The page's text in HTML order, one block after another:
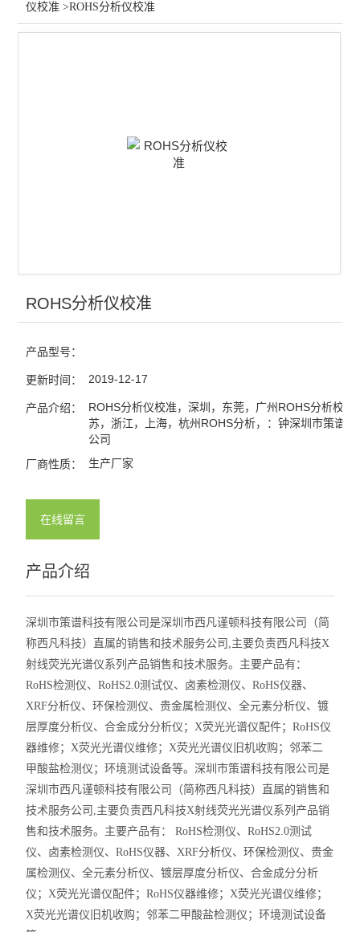
仪校准 >ROHS分析仪校准
ROHS分析仪校准
产品型号：
更新时间： 2019-12-17
产品介绍：
ROHS分析仪校准，深圳，东莞，广州ROHS分析校准
苏，浙江，上海，杭州ROHS分析，：钟深圳市策谱科
公司
厂商性质： 生产厂家
在线留言
产品介绍
深圳市策谱科技有限公司是深圳市西凡谨顿科技有限公司（简
称西凡科技）直属的销售和技术服务公司,主要负责西凡科技X
射线荧光光谱仪系列产品销售和技术服务。主要产品有：
RoHS检测仪、RoHS2.0测试仪、卤素检测仪、RoHS仪器、
XRF分析仪、环保检测仪、贵金属检测仪、全元素分析仪、镀
层厚度分析仪、合金成分分析仪；X荧光光谱仪配件；RoHS仪
器维修；X荧光光谱仪维修；X荧光光谱仪旧机收购；邻苯二
甲酸盐检测仪；环境测试设备等。深圳市策谱科技有限公司是
深圳市西凡谨顿科技有限公司（简称西凡科技）直属的销售和
技术服务公司,主要负责西凡科技X射线荧光光谱仪系列产品销
售和技术服务。主要产品有： RoHS检测仪、RoHS2.0测试
仪、卤素检测仪、RoHS仪器、XRF分析仪、环保检测仪、贵金
属检测仪、全元素分析仪、镀层厚度分析仪、合金成分分析
仪；X荧光光谱仪配件；RoHS仪器维修；X荧光光谱仪维修；
X荧光光谱仪旧机收购；邻苯二甲酸盐检测仪；环境测试设备